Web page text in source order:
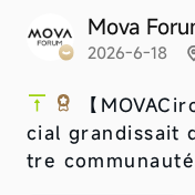
Mova
2026-6-18
【
cial grandissait
tre